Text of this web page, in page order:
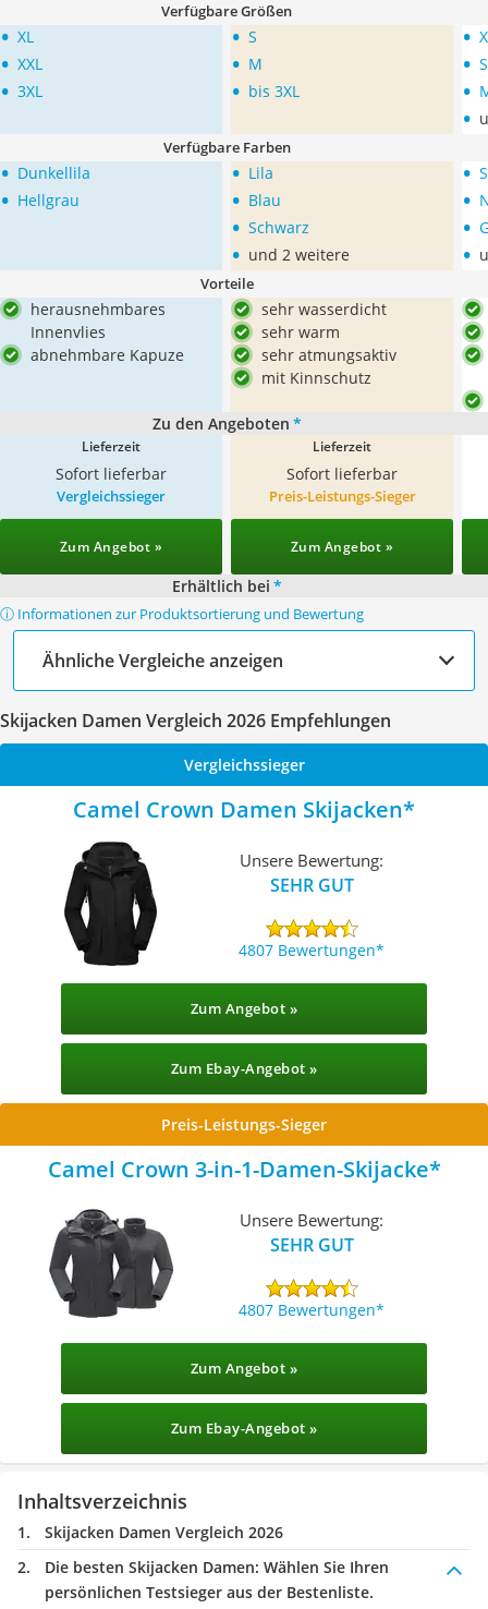
Verfügbare Größen
• XL
• XXL
• 3XL
• S
• M
• bis 3XL
•
• S
•
•
Verfügbare Farben
• Dunkellila
• Hellgrau
• Lila
• Blau
• Schwarz
• und 2 weitere
•
•
•
•
Vorteile
herausnehmbares
Innenvlies
abnehmbare Kapuze
sehr wasserdicht
sehr warm
sehr atmungsaktiv
mit Kinnschutz
Zu den Angeboten *
Lieferzeit
Sofort lieferbar
Lieferzeit
Sofort lieferbar
Vergleichssieger
Zum Angebot »
Preis-Leistungs-Sieger
Zum Angebot »
Erhältlich bei *
ⓘ Informationen zur Produktsortierung und Bewertung
Ähnliche Vergleiche anzeigen
Skijacken Damen Vergleich 2026 Empfehlungen
Vergleichssieger
Camel Crown Damen Skijacken
Unsere Bewertung:
SEHR GUT
4807 Bewertungen
Zum Angebot »
Zum Ebay-Angebot »
Preis-Leistungs-Sieger
Camel Crown 3-in-1-Damen-Skijacke
Unsere Bewertung:
SEHR GUT
4807 Bewertungen
Zum Angebot »
Zum Ebay-Angebot »
Inhaltsverzeichnis
Skijacken Damen Vergleich 2026
Die besten Skijacken Damen: Wählen Sie Ihren
persönlichen Testsieger aus der Bestenliste.